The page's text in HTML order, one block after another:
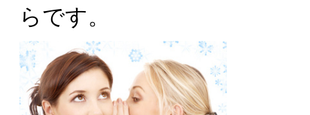
らです。